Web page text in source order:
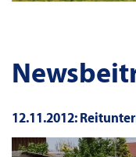
12.11.2012: